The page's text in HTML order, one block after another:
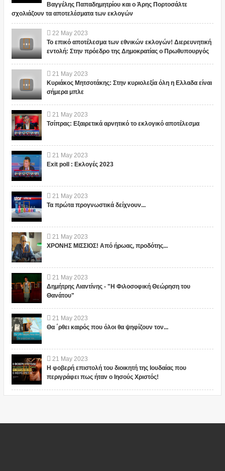
Βαγγέλης Παπαδημητρίου και ο Άρης Πορτοσάλτε
σχολιάζουν τα αποτελέσματα των εκλογών
22 May 2023
Το επικό αποτέλεσμα των εθνικών εκλογών! Διερευνητική
εντολή: Στην πρόεδρο της Δημοκρατίας ο Πρωθυπουργός
21 May 2023
Κυριάκος Μητσοτάκης: Στην κυριολεξία όλη η Ελλαδα είναι
σήμερα μπλε
21 May 2023
Τσίπρας: Εξαιρετικά αρνητικό το εκλογικό αποτέλεσμα
21 May 2023
Exit poll : Εκλογές 2023
21 May 2023
Τα πρώτα προγνωστικά δείχνουν...
21 May 2023
ΧΡΟΝΗΣ ΜΙΣΣΙΟΣ! Από ήρωας, προδότης...
21 May 2023
Δημήτρης Λιαντίνης - "Η Φιλοσοφική Θεώρηση του
Θανάτου"
21 May 2023
Θα ΄ρθει καιρός που όλοι θα ψηφίζουν τον...
21 May 2023
Η φοβερή επιστολή του διοικητή της Ιουδαίας που
περιγράφει πως ήταν ο Ιησούς Χριστός!